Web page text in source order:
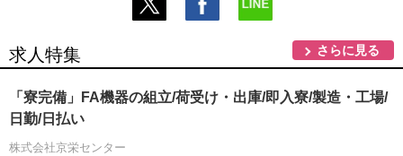
求人特集 さらに見る
「寮完備」FA機器の組立/荷受け・出庫/即入寮/製造・工場/
日勤/日払い
株式会社京栄センター